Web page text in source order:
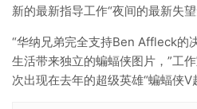
新的最新指导工作“夜间的最新失望
“华纳兄弟完全支持Ben Affleck的
生活带来独立的蝙蝠侠图片，”工
次出现在去年的超级英雄“蝙蝠侠V